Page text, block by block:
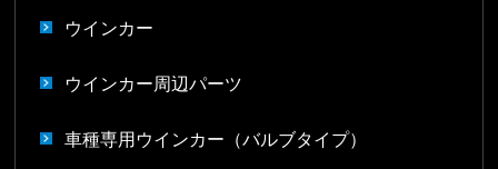
ウインカー
ウインカー周辺パーツ
車種専用ウインカー（バルブタイプ）